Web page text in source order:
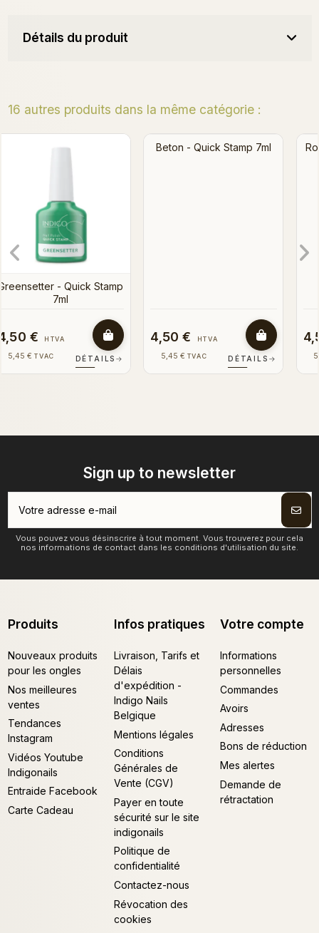
Détails du produit
16 autres produits dans la même catégorie :
Beton - Quick Stamp 7ml
4,50 €
5,45 € TVAC DÉTAILS
Rosélinda - Metallic Quick
4,50 €
5,45 € TVAC DÉTAILS
Sign up to newsletter
Vous pouvez vous désinscrire à tout moment. Vous trouverez pour cela
nos informations de contact dans les conditions d'utilisation du site.
Produits
Nouveaux produits
pour les ongles
Nos meilleures
ventes
Tendances
Instagram
Vidéos Youtube
Indigonails
Entraide Facebook
Carte Cadeau
Infos pratiques
Livraison, Tarifs et
Délais
d'expédition -
Indigo Nails
Belgique
Mentions légales
Conditions
Générales de
Vente (CGV)
Payer en toute
sécurité sur le site
indigonails
Politique de
confidentialité
Contactez-nous
Révocation des
cookies
Votre compte
Informations
personnelles
Commandes
Avoirs
Adresses
Bons de réduction
Mes alertes
Demande de
rétractation